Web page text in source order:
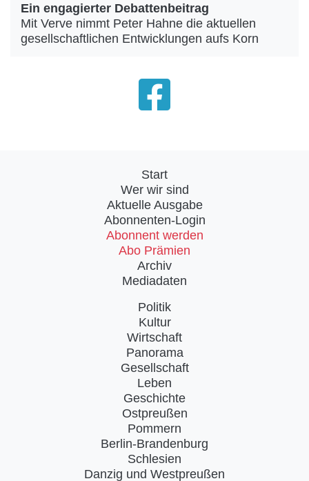
Ein engagierter Debattenbeitrag
Mit Verve nimmt Peter Hahne die aktuellen
gesellschaftlichen Entwicklungen aufs Korn
Start
Wer wir sind
Aktuelle Ausgabe
Abonnenten-Login
Abonnent werden
Abo Prämien
Archiv
Mediadaten
Politik
Kultur
Wirtschaft
Panorama
Gesellschaft
Leben
Geschichte
Ostpreußen
Pommern
Berlin-Brandenburg
Schlesien
Danzig und Westpreußen